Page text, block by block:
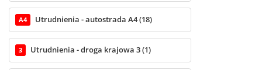
A4 Utrudnienia - autostrada A4 (18)
3 Utrudnienia - droga krajowa 3 (1)